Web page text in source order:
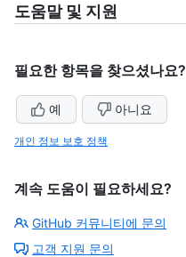
도움말 및 지원
필요한 항목을 찾으셨나요?
예 아니요
개인 정보 보호 정책
계속 도움이 필요하세요?
GitHub 커뮤니티에 문의
고객 지원 문의